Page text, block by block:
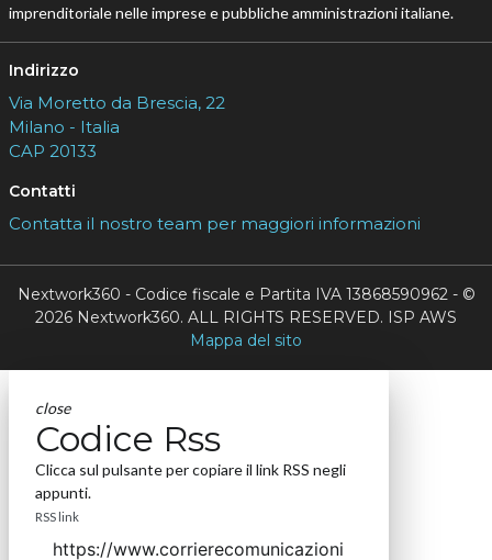
imprenditoriale nelle imprese e pubbliche amministrazioni italiane.
Indirizzo
Via Moretto da Brescia, 22
Milano - Italia
CAP 20133
Contatti
Contatta il nostro team per maggiori informazioni
Nextwork360 - Codice fiscale e Partita IVA 13868590962 - ©
2026 Nextwork360. ALL RIGHTS RESERVED. ISP AWS
Mappa del sito
close
Codice Rss
Clicca sul pulsante per copiare il link RSS negli
appunti.
RSS link